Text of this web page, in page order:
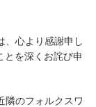
、心より感謝申し
とを深くお詫び申
隣のフォルクスワ